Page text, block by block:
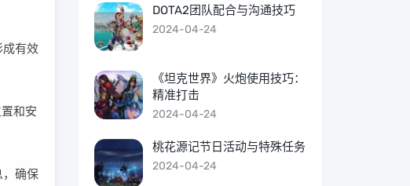
成有效
和安
，确保
DOTA2团队配合与沟通技巧
2024-04-24
《坦克世界》火炮使用技巧：
精准打击
2024-04-24
桃花源记节日活动与特殊任务
2024-04-24